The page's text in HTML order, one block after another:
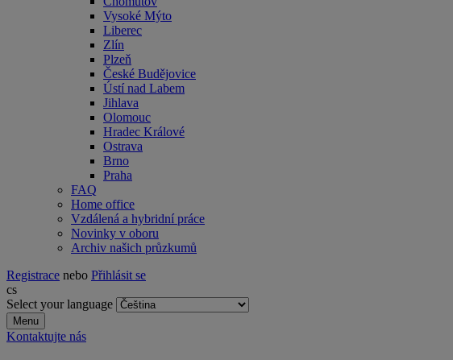
Vysoké Mýto
Liberec
Zlín
Plzeň
České Budějovice
Ústí nad Labem
Jihlava
Olomouc
Hradec Králové
Ostrava
Brno
Praha
FAQ
Home office
Vzdálená a hybridní práce
Novinky v oboru
Archiv našich průzkumů
Registrace nebo Přihlásit se
cs
Select your language
Menu
Kontaktujte nás